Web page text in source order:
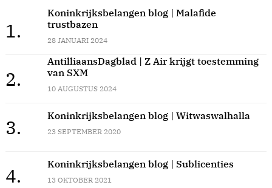
1.
Koninkrijksbelangen blog | Malafide
trustbazen
28 JANUARI 2024
2.
AntilliaansDagblad | Z Air krijgt toestemming
van SXM
10 AUGUSTUS 2024
3.
Koninkrijksbelangen blog | Witwaswalhalla
23 SEPTEMBER 2020
4.
Koninkrijksbelangen blog | Sublicenties
13 OKTOBER 2021